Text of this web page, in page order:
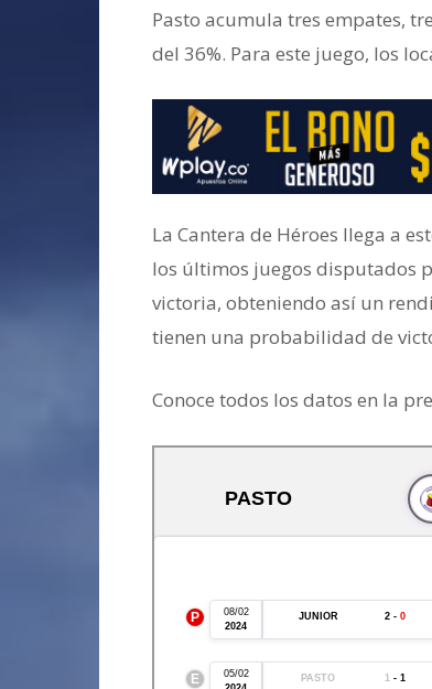
Pasto acumula tres empates,
del 36%. Para este juego, los
La Cantera de Héroes llega a
los últimos juegos disputados
victoria, obteniendo así un
tienen una probabilidad de
Conoce todos los datos en la